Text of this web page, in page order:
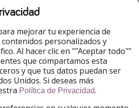
HolidayPirates
WakacyjniPiraci
Ferienpiraten
Urlaubspiraten
mejorar tu experiencia de
personalizados y
Al hacer clic en ""Aceptar todo""
que compartamos esta
y que tus datos puedan ser
Unidos. Si deseas más
Política de Privacidad.